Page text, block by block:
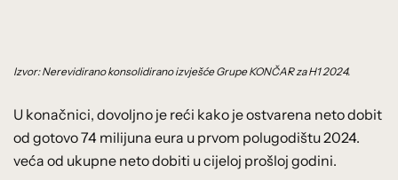
Izvor: Nerevidirano konsolidirano izvješće Grupe KONČAR za H1 2024.
U konačnici, dovoljno je reći kako je ostvarena neto dobit
od gotovo 74 milijuna eura u prvom polugodištu 2024.
veća od ukupne neto dobiti u cijeloj prošloj godini.